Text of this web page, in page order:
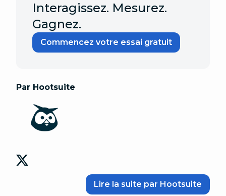
Interagissez. Mesurez.
Gagnez.
Commencez votre essai gratuit
Par Hootsuite
Lire la suite par Hootsuite